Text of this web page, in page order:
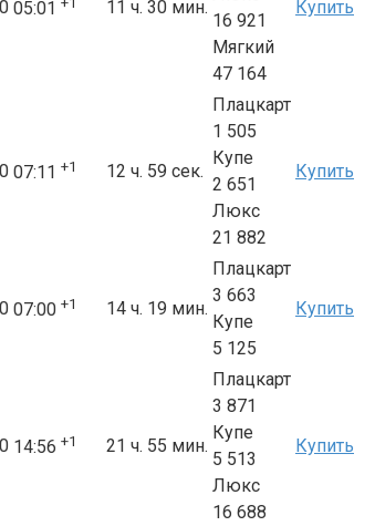
05:01 11 ч. 30 мин.
16 921
Мягкий
47 164
Купить
07:11 +1 12 ч. 59 сек.
Плацкарт
1 505
Купе
2 651
Люкс
21 882
Купить
07:00 +1 14 ч. 19 мин.
Плацкарт
3 663
Купе
5 125
Купить
14:56 +1 21 ч. 55 мин.
Плацкарт
3 871
Купе
5 513
Люкс
16 688
Купить